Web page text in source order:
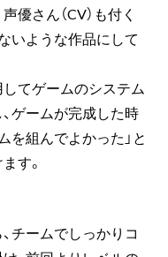
さん（CV）も付く
いような作品にして
てゲームのシステム
ゲームが完成した時
を組んでよかった」と
す。
チームでしっかりコ